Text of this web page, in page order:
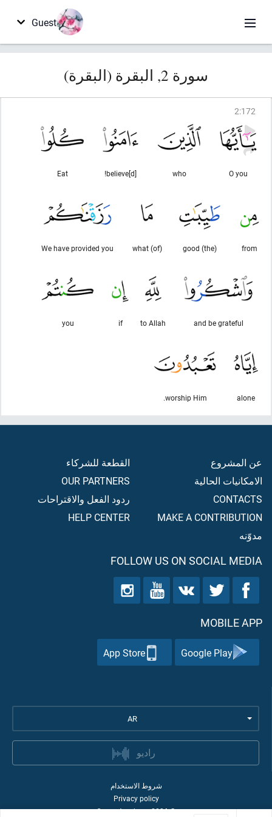
Guest
سورة 2, البقرة (البقرة)
2:172
O you
who
believe[d]!
Eat
from
(the) good
(of) what
We have provided you
and be grateful
to Allah
if
you
alone
worship Him.
عن المشروع
الامكانيات الحالية
CONTACTS
MAKE A CONTRIBUTION
مدوّنه
القطعة للشركاء
OUR PARTNERS
ردود الفعل والاقتراحات
HELP CENTER
FOLLOW US ON SOCIAL MEDIA
MOBILE APP
Google Play
App Store
AR
راديو
شروط الاستخدام
Privacy policy
©
2026
Quran Academy